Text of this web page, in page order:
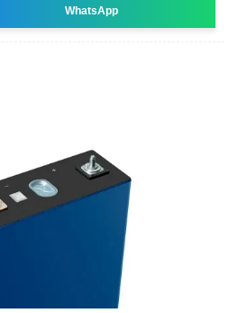
WhatsApp